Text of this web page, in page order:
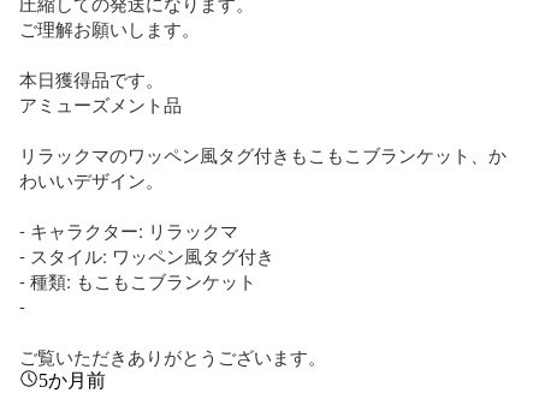
ご理解お願いします。
本日獲得品です。
アミューズメント品
リラックマのワッペン風タグ付きもこもこブランケット、か
わいいデザイン。
- キャラクター: リラックマ
- スタイル: ワッペン風タグ付き
- 種類: もこもこブランケット
-
ご覧いただきありがとうございます。
5か月前